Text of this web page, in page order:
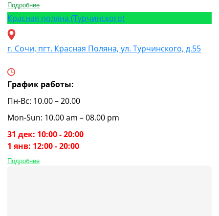
Подробнее
Красная поляна (Турчинского)
г. Сочи, пгт. Красная Поляна, ул. Турчинского, д.55
График работы:
Пн-Вс: 10.00 – 20.00
Mon-Sun: 10.00 am – 08.00 pm
31 дек: 10:00 - 20:00
1 янв: 12:00 - 20:00
Подробнее